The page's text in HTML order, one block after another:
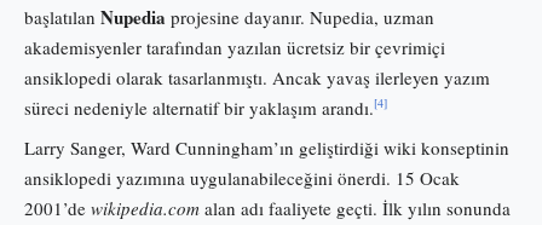
başlatılan Nupedia projesine dayanır. Nupedia, uzman
akademisyenler tarafından yazılan ücretsiz bir çevrimiçi
ansiklopedi olarak tasarlanmıştı. Ancak yavaş ilerleyen yazım
süreci nedeniyle alternatif bir yaklaşım arandı.[4]
Larry Sanger, Ward Cunningham’ın geliştirdiği wiki konseptinin
ansiklopedi yazımına uygulanabileceğini önerdi. 15 Ocak
2001’de wikipedia.com alan adı faaliyete geçti. İlk yılın sonunda